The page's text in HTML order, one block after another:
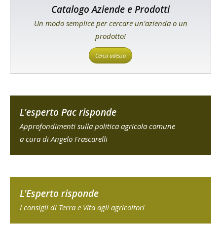
Catalogo Aziende e Prodotti
Un modo semplice per cercare un'azienda o un
prodotto!
Cerca adesso
L'esperto Pac risponde
Approfondimenti sulla politica agricola comune
a cura di Angelo Frascarelli
L'Esperto risponde
I consigli di Terra e Vita agli agricoltori